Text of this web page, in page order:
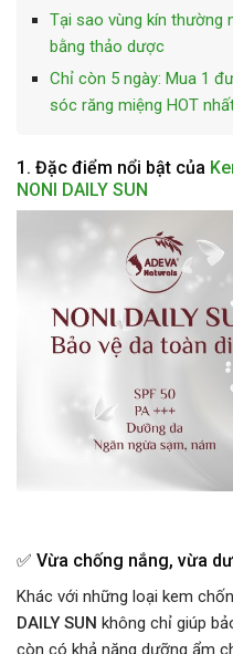
Tại sao vùng kín thường
bằng thảo dược
Chỉ còn 5 ngày: Mua 1
sóc răng miệng HOT
1. Đặc điểm nổi bật của
NONI DAILY SUN
✅ Vừa chống nắng, vừa
Khác với những loại kem
DAILY SUN không chỉ giúp
còn có khả năng dưỡng ẩm